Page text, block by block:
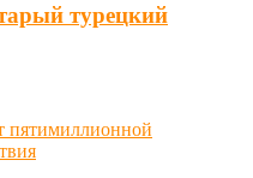
турецкий